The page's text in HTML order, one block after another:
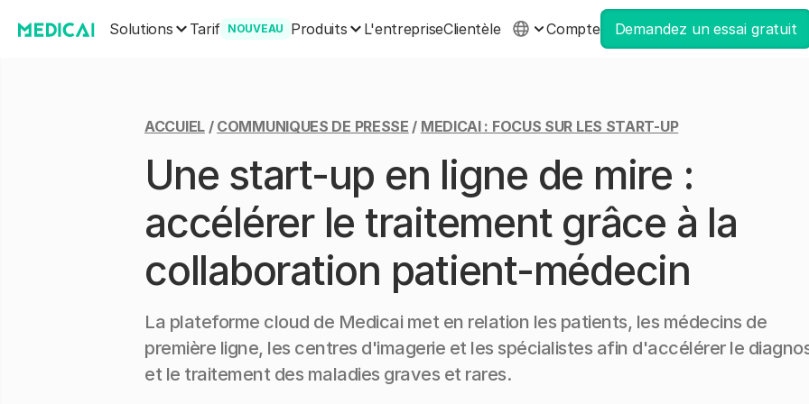
Solutions Tarif NOUVEAU Produits L'entrepriseClientèle Compte Demandez un essai gratuit
ACCUIEL/ COMMUNIQUES DE PRESSE / MEDICAI : FOCUS SUR LES START-UP
Une start-up en ligne de mire :
accélérer le traitement grâce à la
collaboration patient-médecin
La plateforme cloud de Medicai met en relation les patients, les médecins de
première ligne, les centres d'imagerie et les spécialistes afin d'accélérer le
et le traitement des maladies graves et rares.